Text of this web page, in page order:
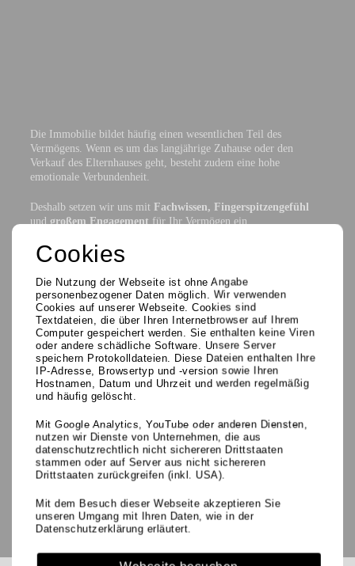
Cookies
Die Nutzung der Webseite ist ohne Angabe
personenbezogener Daten möglich. Wir verwenden
Cookies auf unserer Webseite. Cookies sind
Textdateien, die über Ihren Internetbrowser auf Ihrem
Computer gespeichert werden. Sie enthalten keine Viren
oder andere schädliche Software. Unsere Server
speichern Protokolldateien. Diese Dateien enthalten Ihre
IP-Adresse, Browsertyp und -version sowie Ihren
Hostnamen, Datum und Uhrzeit und werden regelmäßig
und häufig gelöscht.
Mit Google Analytics, YouTube oder anderen Diensten,
nutzen wir Dienste von Unternehmen, die aus
datenschutzrechtlich nicht sichereren Drittstaaten
stammen oder auf Server aus nicht sichereren
Drittstaaten zurückgreifen (inkl. USA).
Mit dem Besuch dieser Webseite akzeptieren Sie
unseren Umgang mit Ihren Daten, wie in der
Datenschutzerklärung erläutert.
Die Immobilie bildet häufig einen wesentlichen Teil des
Vermögens. Wenn es um das langjährige Zuhause oder den
Verkauf des Elternhauses geht, besteht zudem eine hohe
emotionale Verbundenheit.
Deshalb setzen wir uns mit Fachwissen, Fingerspitzengefühl
und großem Engagement für Ihr Vermögen ein.
Mit einer ambitioniert realistischen Preisempfehlung, gestützt auf
langjährige Erfahrung unserer Mitarbeiter und profunde
Kenntnisse der lokalen Märkte, sind wir Ihr kompetenter Partner
beim Immobilienverkauf.